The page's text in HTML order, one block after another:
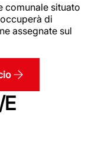
comunale situato
di
assegnate sul